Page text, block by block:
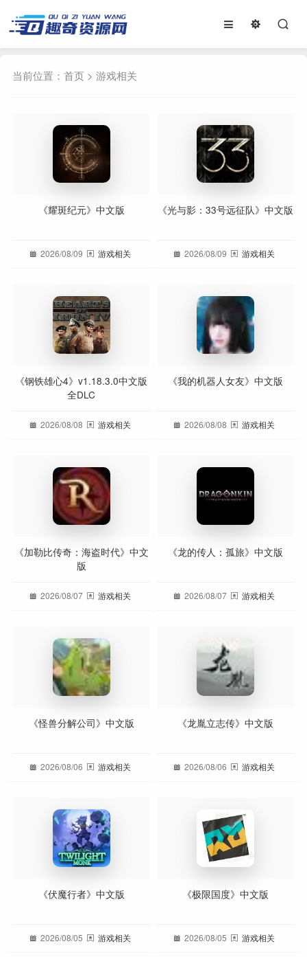
当前位置：首页 >游戏相关
《耀斑纪元》中文版
2026/08/09 游戏相关
《光与影：33号远征队》中文版
2026/08/09 游戏相关
《钢铁雄心4》v1.18.3.0中文版
全DLC
2026/08/08 游戏相关
《我的机器人女友》中文版
2026/08/08 游戏相关
《加勒比传奇：海盗时代》中文
版
2026/08/07 游戏相关
《龙的传人：孤旅》中文版
2026/08/07 游戏相关
《怪兽分解公司》中文版
2026/08/06 游戏相关
《龙胤立志传》中文版
2026/08/06 游戏相关
《伏魔行者》中文版
2026/08/05 游戏相关
《极限国度》中文版
2026/08/05 游戏相关